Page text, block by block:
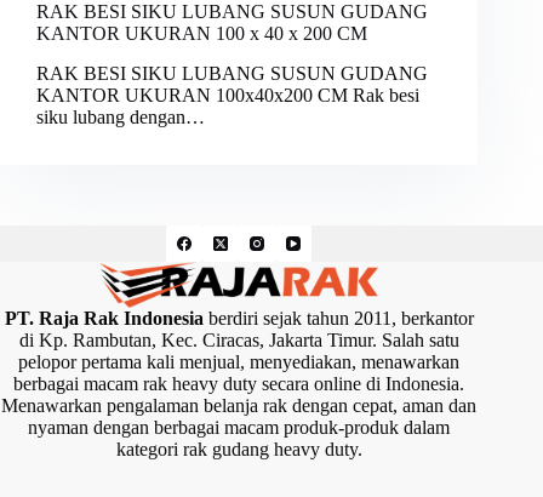
RAK BESI SIKU LUBANG SUSUN GUDANG
KANTOR UKURAN 100 x 40 x 200 CM
RAK BESI SIKU LUBANG SUSUN GUDANG
KANTOR UKURAN 100x40x200 CM Rak besi
siku lubang dengan…
PT. Raja Rak Indonesiaberdiri sejak tahun 2011, berkantor
di Kp. Rambutan, Kec. Ciracas, Jakarta Timur. Salah satu
pelopor pertama kali menjual, menyediakan, menawarkan
berbagai macam rak heavy duty secara online di Indonesia.
Menawarkan pengalaman belanja rak dengan cepat, aman dan
nyaman dengan berbagai macam produk-produk dalam
kategori rak gudang heavy duty.